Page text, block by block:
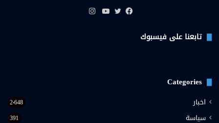
تابعنا على فيسبوك
Categories
اخبار 2٬648
سياسة 391